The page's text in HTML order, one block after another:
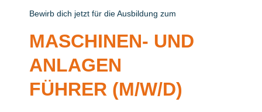
Bewirb dich jetzt für die Ausbildung zum
MASCHINEN- UND
ANLAGEN
FÜHRER (M/W/D)